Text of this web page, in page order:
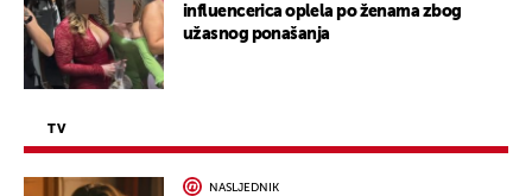
influencerica oplela po ženama zbog
užasnog ponašanja
TV
NASLJEDNIK